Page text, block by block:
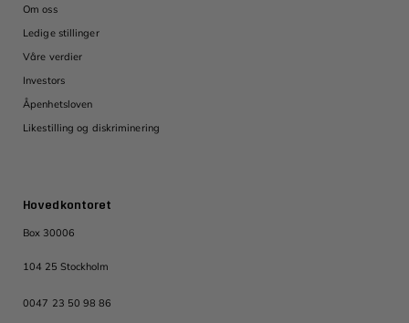
Hovedkontoret
Box 30006
104 25 Stockholm
0047 23 50 98 86
Om oss
Ledige stillinger
Våre verdier
Investors
Åpenhetsloven
Likestilling og diskriminering